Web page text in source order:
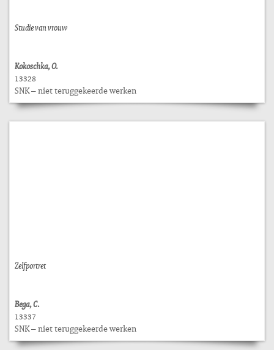
Studie van vrouw
Kokoschka, O.
13328
SNK – niet teruggekeerde werken
Zelfportret
Bega, C.
13337
SNK – niet teruggekeerde werken